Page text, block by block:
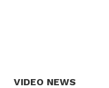
VIDEO NEWS